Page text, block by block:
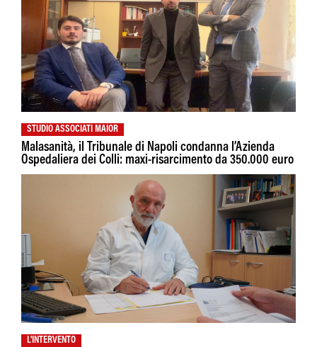
STUDIO ASSOCIATI MAIOR
Malasanità, il Tribunale di Napoli condanna l’Azienda
Ospedaliera dei Colli: maxi-risarcimento da 350.000 euro
L'INTERVENTO